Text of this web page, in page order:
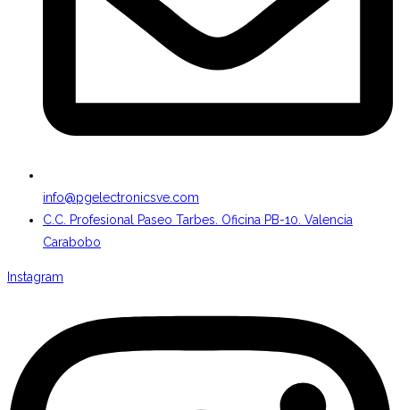
info@pgelectronicsve.com
C.C. Profesional Paseo Tarbes. Oficina PB-10. Valencia
Carabobo
Instagram